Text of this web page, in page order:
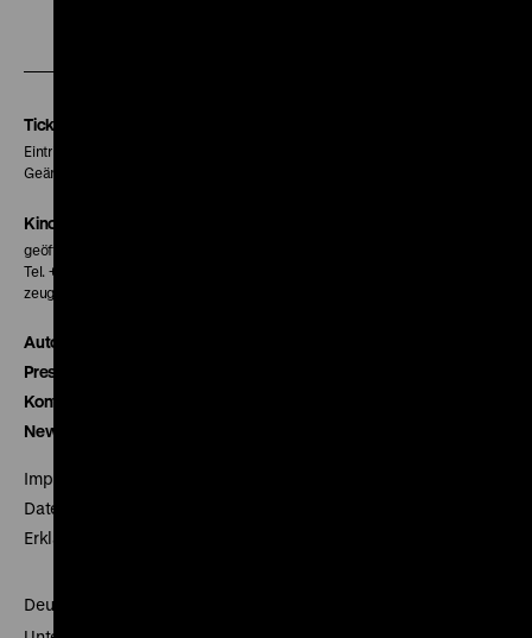
Tickets
Eintritt 5 €
Geänderte Preise sind im Programm vermerkt.
Kinokasse
geöffnet 30 Minuten vor Beginn der ersten Vorstellung
Tel. + 49 30 20304-770
zeughauskino@dhm.de
Autor*innen
Presse
Kontakt
Newsletter
Impressum
Datenschutz
Erklärung digitale Barrierefreiheit
Deutsches Historisches Museum